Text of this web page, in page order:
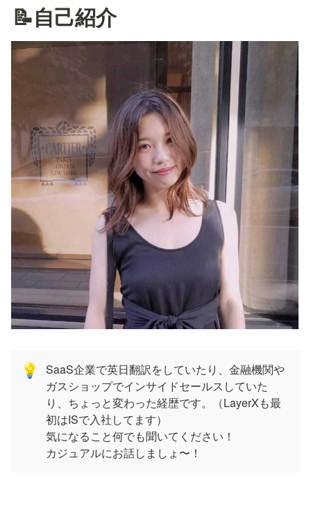
📝自己紹介
💡
SaaS企業で英日翻訳をしていたり、金融機関や
ガスショップでインサイドセールスしていた
り、ちょっと変わった経歴です。（LayerXも最
初はISで入社してます）
気になること何でも聞いてください！
カジュアルにお話しましょ〜！